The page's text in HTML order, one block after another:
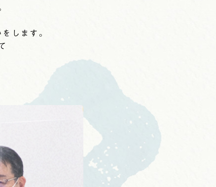
します。